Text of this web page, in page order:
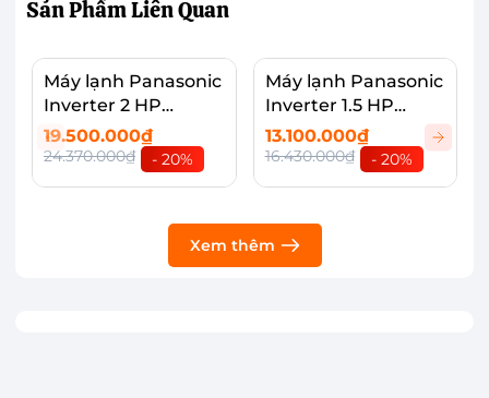
lực rất tốt.
Sản PhẩmLiên Quan
Máy lạnh Panasonic
Inverter 2 HP
CU/CS-PU18AKH-8
19.500.000₫
24.370.000₫ - 20%
Máy lạnh Panasonic
Inverter 1.5 HP
CU/CS-PU12AKH-8
13.100.000₫
16.430.000₫ - 20%
Xem thêm